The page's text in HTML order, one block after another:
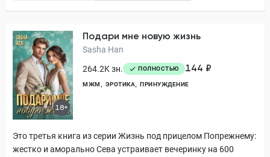
18+
Подари мне новую жизнь
Sasha Han
264.2K зн.
ПОЛНОСТЬЮ 144 ₽
МЖМ ЭРОТИКА ПРИНУЖДЕНИЕ
Это третья книга из серии Жизнь под прицелом Попрежнему:
жестко и аморально Сева устраивает вечеринку на 600